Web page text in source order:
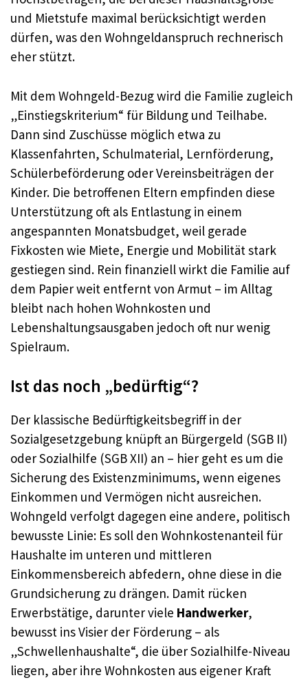
und Mietstufe maximal berücksichtigt werden
dürfen, was den Wohngeldanspruch rechnerisch
eher stützt.
Mit dem Wohngeld-Bezug wird die Familie zugleich
„Einstiegskriterium“ für Bildung und Teilhabe.
Dann sind Zuschüsse möglich etwa zu
Klassenfahrten, Schulmaterial, Lernförderung,
Schülerbeförderung oder Vereinsbeiträgen der
Kinder. Die betroffenen Eltern empfinden diese
Unterstützung oft als Entlastung in einem
angespannten Monatsbudget, weil gerade
Fixkosten wie Miete, Energie und Mobilität stark
gestiegen sind. Rein finanziell wirkt die Familie auf
dem Papier weit entfernt von Armut – im Alltag
bleibt nach hohen Wohnkosten und
Lebenshaltungsausgaben jedoch oft nur wenig
Spielraum.
Ist das noch „bedürftig“?
Der klassische Bedürftigkeitsbegriff in der
Sozialgesetzgebung knüpft an Bürgergeld (SGB II)
oder Sozialhilfe (SGB XII) an – hier geht es um die
Sicherung des Existenzminimums, wenn eigenes
Einkommen und Vermögen nicht ausreichen.
Wohngeld verfolgt dagegen eine andere, politisch
bewusste Linie: Es soll den Wohnkostenanteil für
Haushalte im unteren und mittleren
Einkommensbereich abfedern, ohne diese in die
Grundsicherung zu drängen. Damit rücken
Erwerbstätige, darunter viele Handwerker,
bewusst ins Visier der Förderung – als
„Schwellenhaushalte“, die über Sozialhilfe-Niveau
liegen, aber ihre Wohnkosten aus eigener Kraft